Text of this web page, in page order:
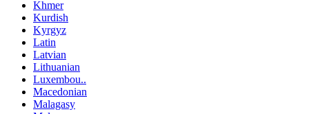
Khmer
Kurdish
Kyrgyz
Latin
Latvian
Lithuanian
Luxembou..
Macedonian
Malagasy